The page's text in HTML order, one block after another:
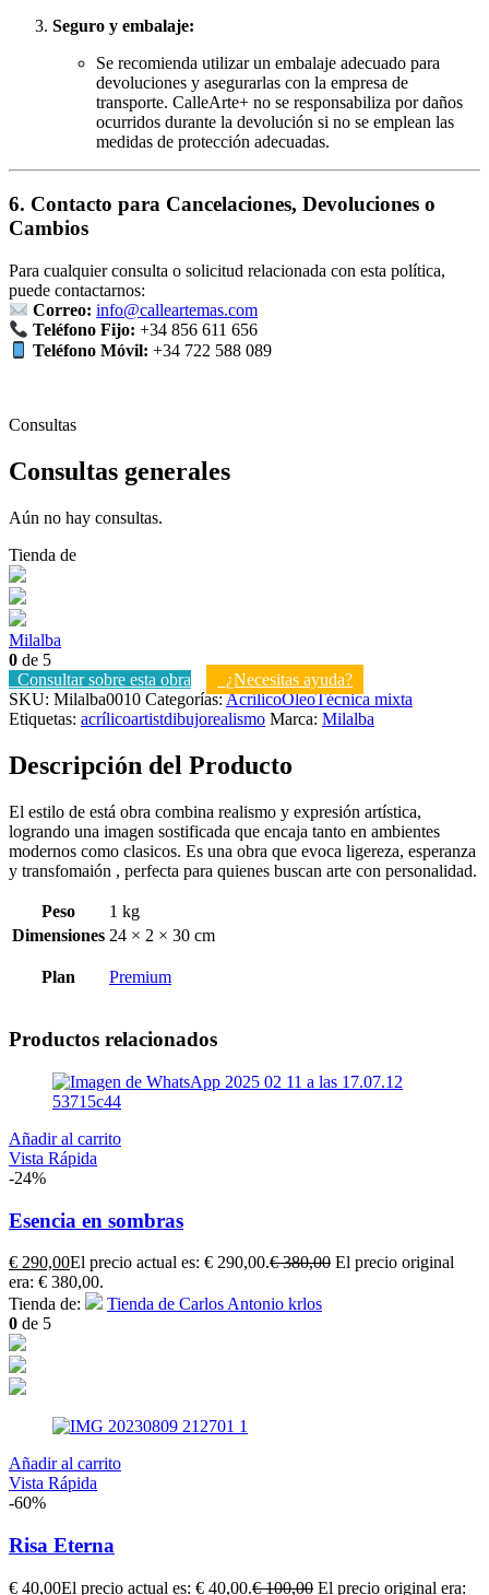
Seguro y embalaje:
Se recomienda utilizar un embalaje adecuado para
devoluciones y asegurarlas con la empresa de
transporte. CalleArte+ no se responsabiliza por daños
ocurridos durante la devolución si no se emplean las
medidas de protección adecuadas.
6. Contacto para Cancelaciones, Devoluciones o
Cambios
Para cualquier consulta o solicitud relacionada con esta política,
puede contactarnos:
Correo: info@calleartemas.com
Teléfono Fijo: +34 856 611 656
Teléfono Móvil: +34 722 588 089
Consultas
Consultas generales
Aún no hay consultas.
Tienda de
Milalba
0 de 5
Consultar sobre esta obra
¿Necesitas ayuda?
SKU: Milalba0010 Categorías:AcrílicoÓleoTécnica mixta
Etiquetas: acrílicoartistdibujorealismo Marca: Milalba
Descripción del Producto
El estilo de está obra combina realismo y expresión artística,
logrando una imagen sostificada que encaja tanto en ambientes
modernos como clasicos. Es una obra que evoca ligereza, esperanza
y transfomaión , perfecta para quienes buscan arte con personalidad.
Peso
1 kg
Dimensiones 24 × 2 × 30 cm
Plan Premium
Productos relacionados
Añadir al carrito
Vista Rápida
-24%
Esencia en sombras
€ 290,00El precio actual es: € 290,00.€380,00 El precio original
era: € 380,00.
Tienda de:
Tienda de Carlos Antonio krlos
0 de 5
Añadir al carrito
Vista Rápida
-60%
Risa Eterna
€ 40,00El precio actual es: € 40,00.€100,00 El precio original era: